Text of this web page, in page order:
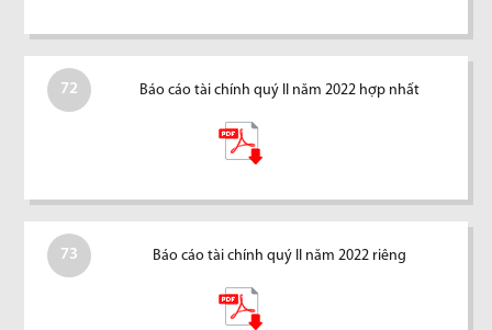
72 Báo cáo tài chính quý II năm 2022 hợp nhất
73 Báo cáo tài chính quý II năm 2022 riêng